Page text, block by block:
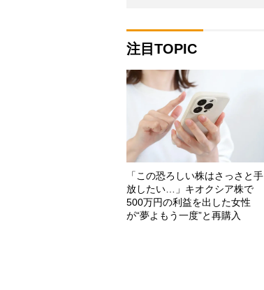
注目TOPIC
「この恐ろしい株はさっさと手
放したい…」キオクシア株で
500万円の利益を出した女性
が“夢よもう一度”と再購入